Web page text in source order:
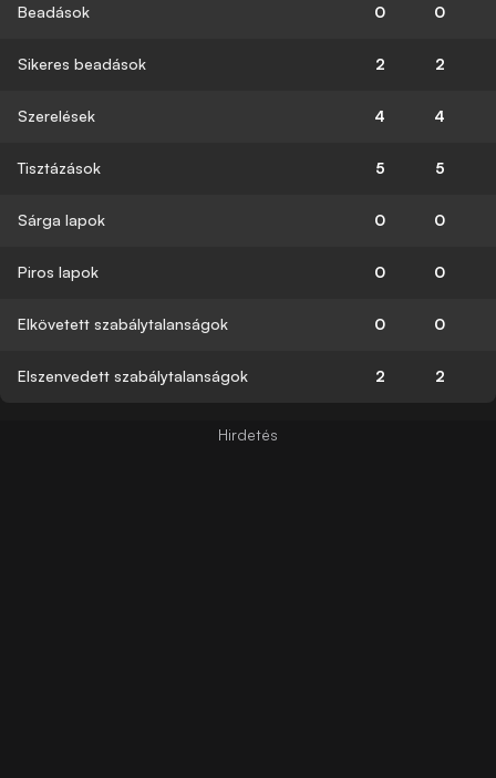
Beadások 0 0
Sikeres beadások 2 2
Szerelések 4 4
Tisztázások 5 5
Sárga lapok 0 0
Piros lapok 0 0
Elkövetett szabálytalanságok 0 0
Elszenvedett szabálytalanságok 2 2